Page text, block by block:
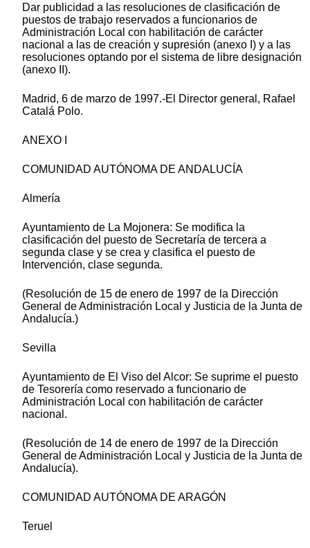
Dar publicidad a las resoluciones de clasificación de
puestos de trabajo reservados a funcionarios de
Administración Local con habilitación de carácter
nacional a las de creación y supresión (anexo I) y a las
resoluciones optando por el sistema de libre designación
(anexo II).
Madrid, 6 de marzo de 1997.-El Director general, Rafael
Catalá Polo.
ANEXO I
COMUNIDAD AUTÓNOMA DE ANDALUCÍA
Almería
Ayuntamiento de La Mojonera: Se modifica la
clasificación del puesto de Secretaría de tercera a
segunda clase y se crea y clasifica el puesto de
Intervención, clase segunda.
(Resolución de 15 de enero de 1997 de la Dirección
General de Administración Local y Justicia de la Junta de
Andalucía.)
Sevilla
Ayuntamiento de El Viso del Alcor: Se suprime el puesto
de Tesorería como reservado a funcionario de
Administración Local con habilitación de carácter
nacional.
(Resolución de 14 de enero de 1997 de la Dirección
General de Administración Local y Justicia de la Junta de
Andalucía).
COMUNIDAD AUTÓNOMA DE ARAGÓN
Teruel